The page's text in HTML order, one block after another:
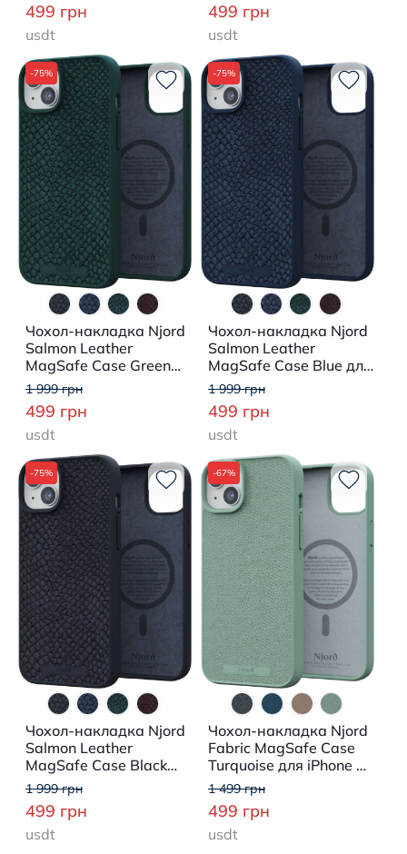
499 грн
usdt
499 грн
usdt
-75%
Чохол-накладка Njord
Salmon Leather
MagSafe Case Green
для iPhone 15 Plus
1 999 грн
499 грн
usdt
-75%
Чохол-накладка Njord
Salmon Leather
MagSafe Case Blue для
iPhone 15 Plus
1 999 грн
499 грн
usdt
-75%
Чохол-накладка Njord
Salmon Leather
MagSafe Case Black
для iPhone 15 Plus
1 999 грн
499 грн
usdt
-67%
Чохол-накладка Njord
Fabric MagSafe Case
Turquoise для iPhone 15
Plus
1 499 грн
499 грн
usdt